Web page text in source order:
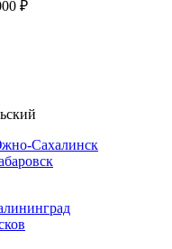
₽
Сахалинск